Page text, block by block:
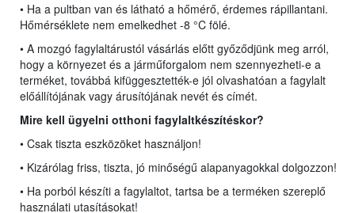
• Ha a pultban van és látható a hőmérő, érdemes rápillantani.
Hőmérséklete nem emelkedhet -8 °C fölé.
• A mozgó fagylaltárustól vásárlás előtt győződjünk meg arról,
hogy a környezet és a járműforgalom nem szennyezheti-e a
terméket, továbbá kifüggesztették-e jól olvashatóan a fagylalt
előállítójának vagy árusítójának nevét és címét.
Mire kell ügyelni otthoni fagylaltkészítéskor?
• Csak tiszta eszközöket használjon!
• Kizárólag friss, tiszta, jó minőségű alapanyagokkal dolgozzon!
• Ha porból készíti a fagylaltot, tartsa be a terméken szereplő
használati utasításokat!